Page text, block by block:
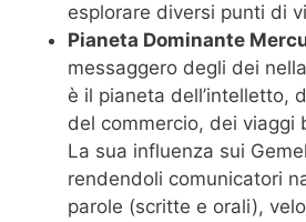
esplorare diversi punti di
Pianeta Dominante
messaggero degli dei
è il pianeta dell’intelletto,
del commercio, dei viaggi
La sua influenza sui
rendendoli comunicatori
parole (scritte e orali),